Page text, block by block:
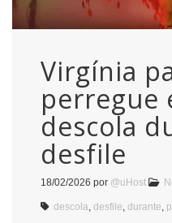
Virgínia
perregue
descola
desfile
18/02/2026 por @uHost
descola desfile durante